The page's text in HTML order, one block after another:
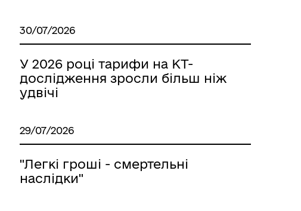
30/07/2026
У 2026 році тарифи на КТ-
дослідження зросли більш ніж
удвічі
29/07/2026
"Легкі гроші - смертельні
наслідки"